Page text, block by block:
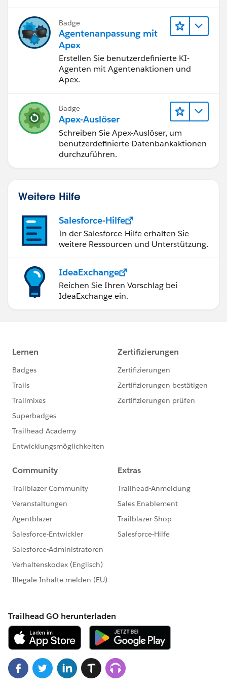
Badge
Agentenanpassung mit
Apex
Erstellen Sie benutzerdefinierte KI-
Agenten mit Agentenaktionen und
Apex.
Badge
Apex-Auslöser
Schreiben Sie Apex-Auslöser, um
benutzerdefinierte Datenbankaktionen
durchzuführen.
Weitere Hilfe
Salesforce-Hilfe
In der Salesforce-Hilfe erhalten Sie
weitere Ressourcen und Unterstützung.
IdeaExchange
Reichen Sie Ihren Vorschlag bei
IdeaExchange ein.